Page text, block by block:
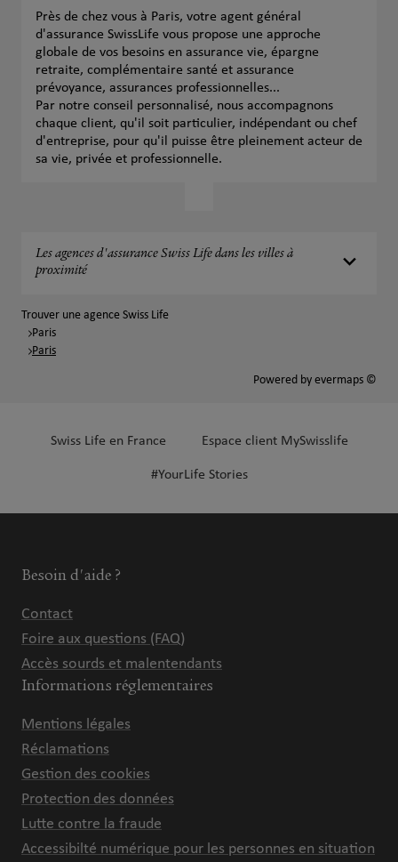
Près de chez vous à Paris, votre agent général
d'assurance SwissLife vous propose une approche
globale de vos besoins en assurance vie, épargne
retraite, complémentaire santé et assurance
prévoyance, assurances professionnelles...
Par notre conseil personnalisé, nous accompagnons
chaque client, qu'il soit particulier, indépendant ou chef
d'entreprise, pour qu'il puisse être pleinement acteur de
sa vie, privée et professionnelle.
Les agences d'assurance Swiss Life dans les villes à
proximité
Trouver une agence Swiss Life
Paris
Paris
Powered by evermaps ©
Swiss Life en France Espace client MySwisslife
#YourLife Stories
Besoin d'aide ?
Contact
Foire aux questions (FAQ)
Accès sourds et malentendants
Informations réglementaires
Mentions légales
Réclamations
Gestion des cookies
Protection des données
Lutte contre la fraude
Accessibilté numérique pour les personnes en situation